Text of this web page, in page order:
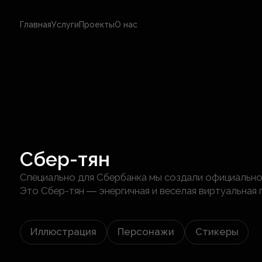
ГлавнаяУслугиПроектыО нас
Сбер-тян
Специально для Сбербанка мы создали
Это Сбер-тян ― энергичная и веселая
Иллюстрация Персонажи Стикеры